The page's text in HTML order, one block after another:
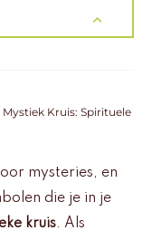
Mystiek Kruis: Spirituele
mysteries, en
die je in je
kruis. Als